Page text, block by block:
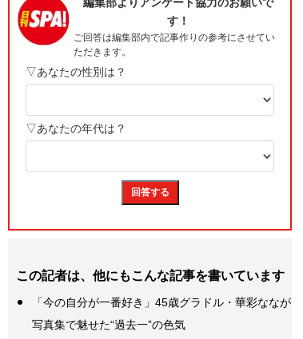
この記者は、他にもこんな記事を書いています
「今の自分が一番好き」45歳グラドル・華彩ななが
写真集で魅せた“過去一”の色気